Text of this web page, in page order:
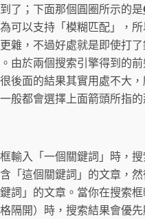
了；下面那個圓圈所示的是
為可以支持「模糊匹配」，
雜，不過好處就是即使打
由於兩個搜索引擎得到的
後面的結果其實用處不大
般都會選擇上面箭頭所指
輸入「一個關鍵詞」時，
「這個關鍵詞」的文章，
詞」的文章。當你在搜索
隔開）時，搜索結果會優